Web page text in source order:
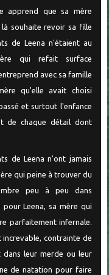
apprend que sa mère
souhaite revoir sa fille
de Leena n'étaient au
qui refait surface
avec sa famille
qu'elle avait choisi
et surtout l'enfance
de chaque détail dont
de Leena n'ont jamais
qui peine à trouver du
peu à peu dans
Leena, sa mère qui
parfaitement infernale.
contrainte de
leur merde ou leur
de natation pour faire